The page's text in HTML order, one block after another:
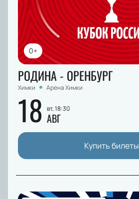
0+
РОДИНА - ОРЕНБУРГ
Химки Арена Химки
18 вт, 18:30
АВГ
Купить билеты